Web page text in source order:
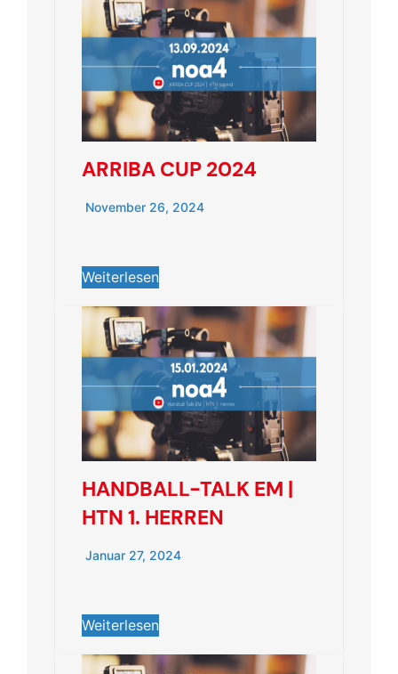
ARRIBA CUP 2024
November 26, 2024
Weiterlesen
HANDBALL-TALK EM |
HTN 1. HERREN
Januar 27, 2024
Weiterlesen